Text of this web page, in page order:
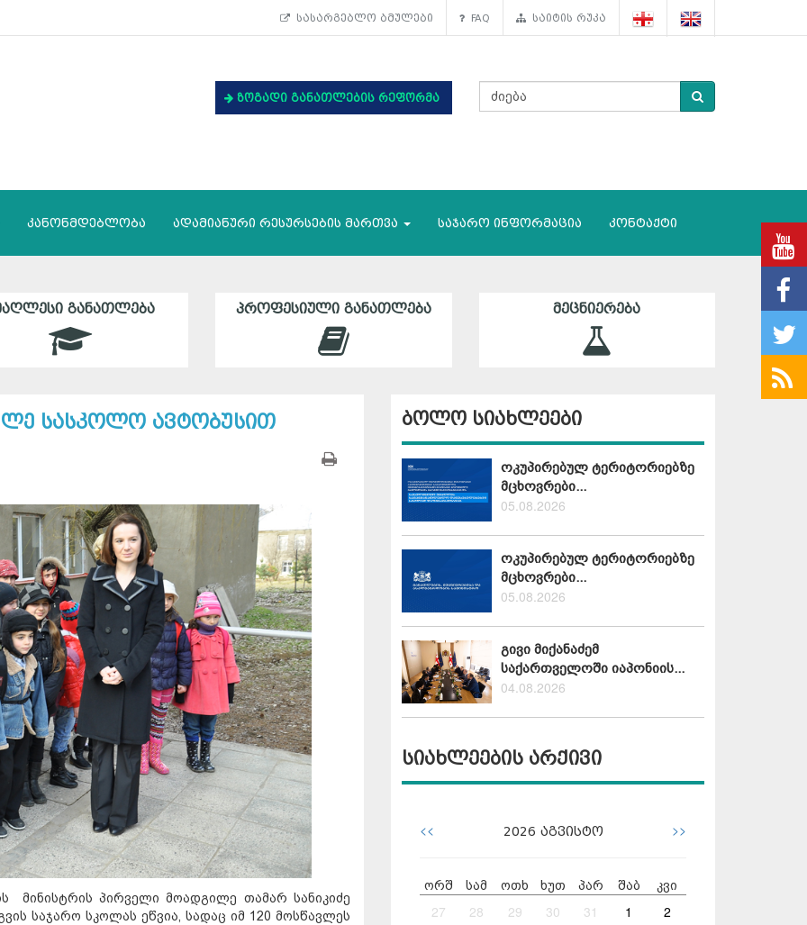
სასარგებლო ბმულები FAQ საიტის რუკა
ზოგადი განათლების რეფორმა
კანონმდებლობა ადამიანური რესურსების მართვა საჯარო ინფორმაცია კონტაქტი
ᲒᲐᲜᲐᲗᲚᲔᲑᲐ ᲞᲠᲝᲤᲔᲡᲘᲣᲚᲘ ᲒᲐᲜᲐᲗᲚᲔᲑᲐ ᲛᲔᲪᲜᲘᲔᲠᲔᲑᲐ
სასკოლო ავტობუსით
მინისტრის პირველი მოადგილე თამარ სანიკიძე
საჯარო სკოლას ეწვია, სადაც იმ 120 მოსწავლეს
ბოლო სიახლეები
ოკუპირებულ ტერიტორიებზე
მცხოვრები...
05.08.2026
ოკუპირებულ ტერიტორიებზე
მცხოვრები...
05.08.2026
გივი მიქანაძემ
საქართველოში იაპონიის...
04.08.2026
სიახლეების არქივი
<< 2026 აგვისტო >>
ორშ სამ ოთხ ხუთ პარ შაბ კვი
27 28 29 30 31 1
2